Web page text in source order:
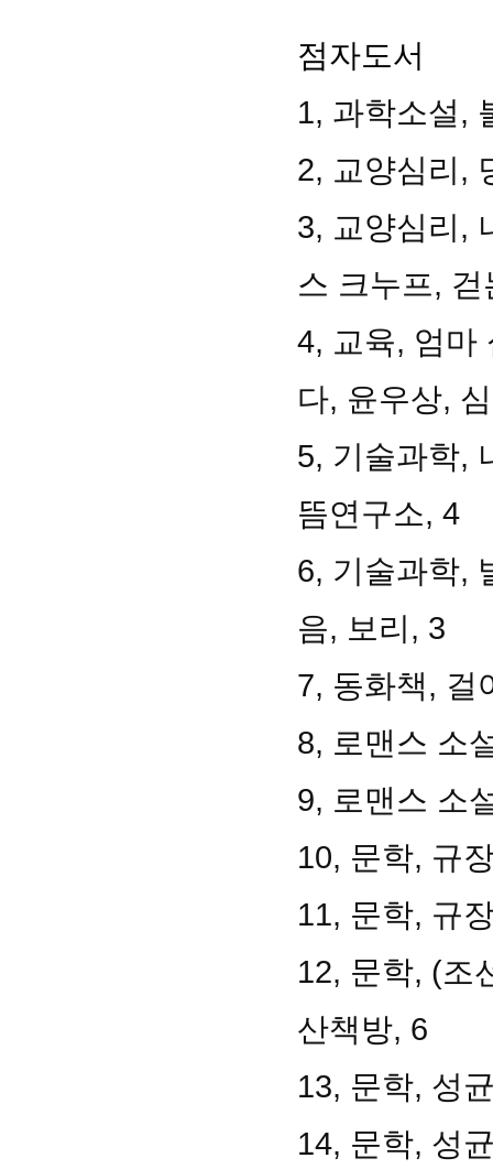
점자도서
1, 과학소설,
2, 교양심리,
3, 교양심리,
스 크누프,
4, 교육, 엄마
다, 윤우상,
5, 기술과학,
뜸연구소, 4
6, 기술과학,
음, 보리, 3
7, 동화책, 걸
8, 로맨스 소
9, 로맨스 소
10, 문학, 규
11, 문학, 규
12, 문학, (조
산책방, 6
13, 문학, 성
14, 문학, 성